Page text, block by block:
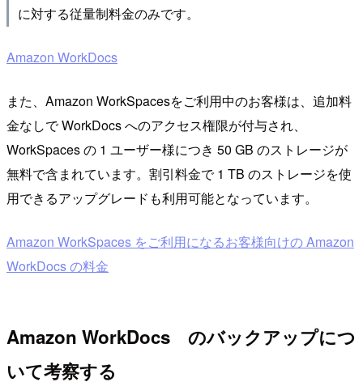
に対する従量制料金のみです。
Amazon WorkDocs
また、Amazon WorkSpacesをご利用中のお客様は、追加料
金なしで WorkDocs へのアクセス権限が付与され、
WorkSpaces の 1 ユーザー様につき 50 GB のストレージが
無料で含まれています。割引料金で 1 TB のストレージを使
用できるアップグレードも利用可能となっています。
Amazon WorkSpaces をご利用になるお客様向けの Amazon
WorkDocs の料金
Amazon WorkDocs のバックアップにつ
いて考察する